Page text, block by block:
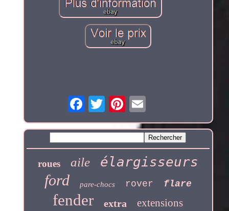
roues aile élargisseurs
ford pare-chocs rover flare
fender extra extensions